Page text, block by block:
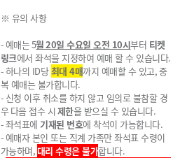
※ 유의 사항
- 예매는5월 20일 수요일 오전 10시부터 티켓
링크에서 좌석을 지정하여 예매 할 수 있습니다.
-하나의 ID당최대 4매까지 예매할 수 있고,중
복 예매는 불가합니다.
- 신청 이후 취소를 하지 않고 임의로 불참할 경
우다음 접수 시제한을 받으실 수 있습니다.
-좌석표에기재된 번호에 착석이 가능합니다.
- 예매자 본인 또는 직계 가족만 좌석표 수령이
가능하며,대리 수령은 불가합니다.